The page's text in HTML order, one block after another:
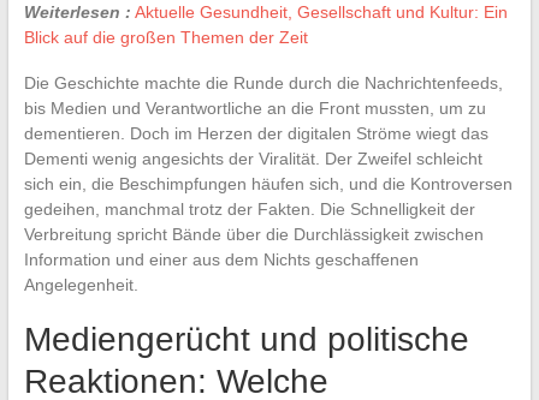
Weiterlesen : Aktuelle Gesundheit, Gesellschaft und Kultur: Ein
Blick auf die großen Themen der Zeit
Die Geschichte machte die Runde durch die Nachrichtenfeeds,
bis Medien und Verantwortliche an die Front mussten, um zu
dementieren. Doch im Herzen der digitalen Ströme wiegt das
Dementi wenig angesichts der Viralität. Der Zweifel schleicht
sich ein, die Beschimpfungen häufen sich, und die Kontroversen
gedeihen, manchmal trotz der Fakten. Die Schnelligkeit der
Verbreitung spricht Bände über die Durchlässigkeit zwischen
Information und einer aus dem Nichts geschaffenen
Angelegenheit.
Mediengerücht und politische
Reaktionen: Welche